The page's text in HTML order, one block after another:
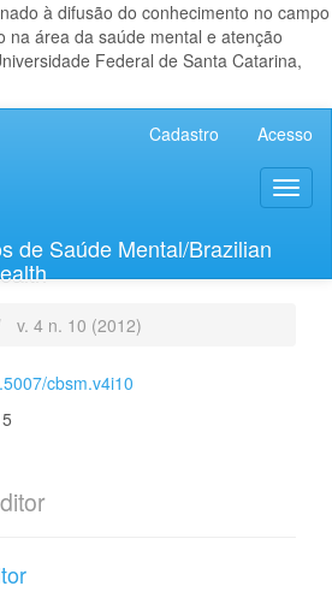
à difusão do conhecimento no campo
na área da saúde mental e atenção
Federal de Santa Catarina,
Cadastro Acesso
de Saúde Mental/Brazilian
v. 4 n. 10 (2012)
cbsm.v4i10